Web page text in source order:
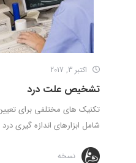
اکتبر 3, 2017
تشخیص علت درد
تکنیک های مختلفی برای
شامل ابزارهای اندازه گیری
نسخه